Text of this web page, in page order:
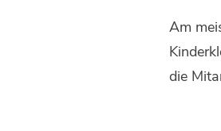
Am
die